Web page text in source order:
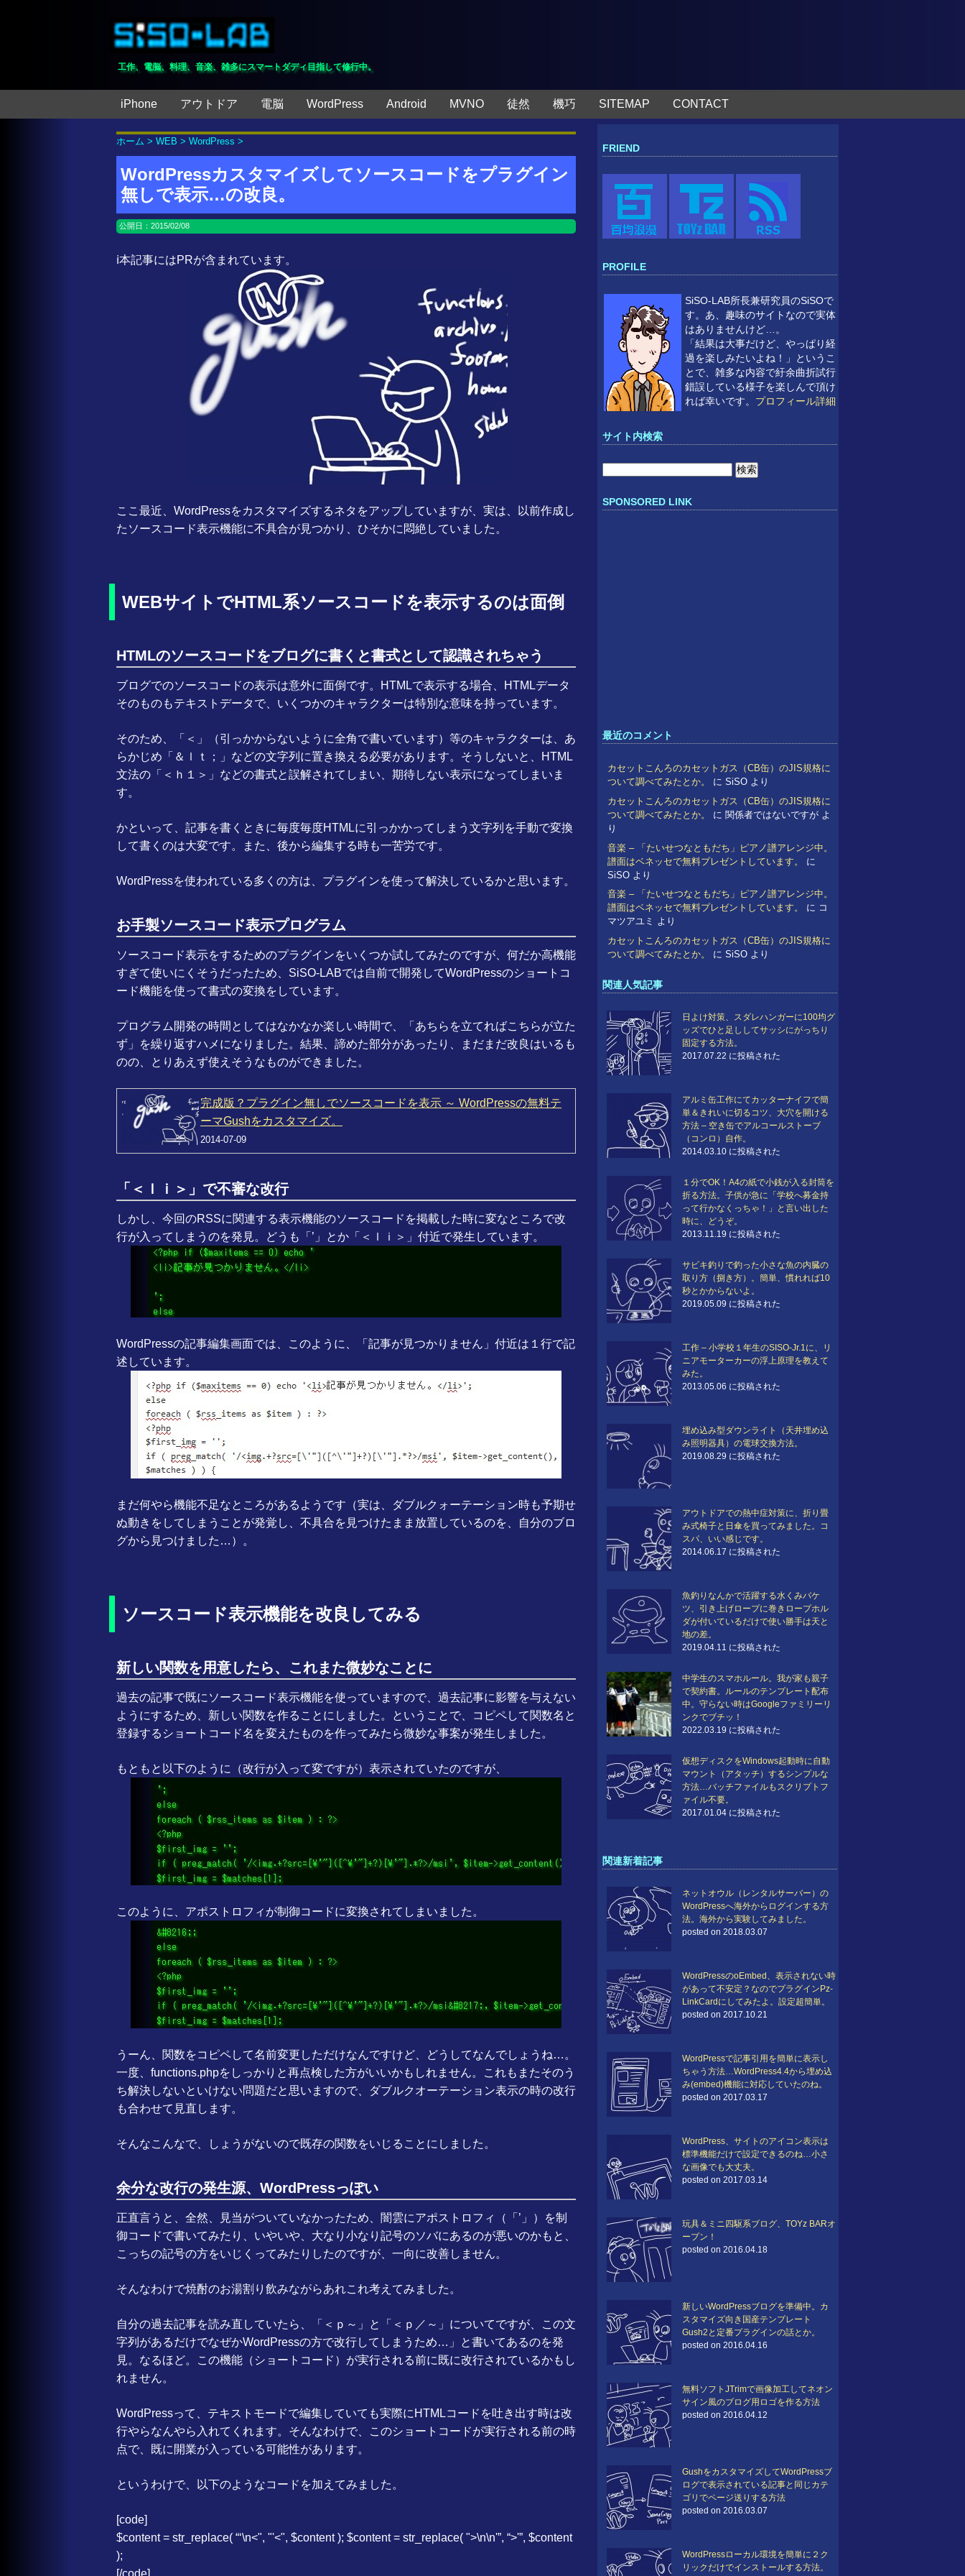
工作、電脳、料理、音楽、雑多にスマートダディ目指して修行中。
iPhone アウトドア 電脳 WordPress Android MVNO 徒然 機巧 SITEMAP CONTACT
ホーム > WEB > WordPress >
WordPressカスタマイズしてソースコードをプラグイン
無しで表示…の改良。
公開日： 2015/02/08
ℹ️本記事にはPRが含まれています。
ここ最近、WordPressをカスタマイズするネタをアップしていますが、実は、以前作成し
たソースコード表示機能に不具合が見つかり、ひそかに悶絶していました。
WEBサイトでHTML系ソースコードを表示するのは面倒
HTMLのソースコードをブログに書くと書式として認識されちゃう
ブログでのソースコードの表示は意外に面倒です。HTMLで表示する場合、HTMLデータ
そのものもテキストデータで、いくつかのキャラクターは特別な意味を持っています。
そのため、「＜」（引っかからないように全角で書いています）等のキャラクターは、あ
らかじめ「＆ｌｔ；」などの文字列に置き換える必要があります。そうしないと、HTML
文法の「＜ｈ１＞」などの書式と誤解されてしまい、期待しない表示になってしまいま
す。
かといって、記事を書くときに毎度毎度HTMLに引っかかってしまう文字列を手動で変換
して書くのは大変です。また、後から編集する時も一苦労です。
WordPressを使われている多くの方は、プラグインを使って解決しているかと思います。
お手製ソースコード表示プログラム
ソースコード表示をするためのプラグインをいくつか試してみたのですが、何だか高機能
すぎて使いにくそうだったため、SiSO-LABでは自前で開発してWordPressのショートコ
ード機能を使って書式の変換をしています。
プログラム開発の時間としてはなかなか楽しい時間で、「あちらを立てればこちらが立た
ず」を繰り返すハメになりました。結果、諦めた部分があったり、まだまだ改良はいるも
のの、とりあえず使えそうなものができました。
完成版？プラグイン無しでソースコードを表示 ～ WordPressの無料テ
ーマGushをカスタマイズ。
2014-07-09
「＜ｌｉ＞」で不審な改行
しかし、今回のRSSに関連する表示機能のソースコードを掲載した時に変なところで改
行が入ってしまうのを発見。どうも「’」とか「＜ｌｉ＞」付近で発生しています。
WordPressの記事編集画面では、このように、「記事が見つかりません」付近は１行で記
述しています。
まだ何やら機能不足なところがあるようです（実は、ダブルクォーテーション時も予期せ
ぬ動きをしてしまうことが発覚し、不具合を見つけたまま放置しているのを、自分のブロ
グから見つけました…）。
ソースコード表示機能を改良してみる
新しい関数を用意したら、これまた微妙なことに
過去の記事で既にソースコード表示機能を使っていますので、過去記事に影響を与えない
ようにするため、新しい関数を作ることにしました。ということで、コピペして関数名と
登録するショートコード名を変えたものを作ってみたら微妙な事案が発生しました。
もともと以下のように（改行が入って変ですが）表示されていたのですが、
このように、アポストロフィが制御コードに変換されてしまいました。
うーん、関数をコピペして名前変更しただけなんですけど、どうしてなんでしょうね…。
一度、functions.phpをしっかりと再点検した方がいいかもしれません。これもまたそのう
ち解決しないといけない問題だと思いますので、ダブルクオーテーション表示の時の改行
も合わせて見直します。
そんなこんなで、しょうがないので既存の関数をいじることにしました。
余分な改行の発生源、WordPressっぽい
正直言うと、全然、見当がついていなかったため、闇雲にアポストロフィ（「’」）を制
御コードで書いてみたり、いやいや、大なり小なり記号のソバにあるのが悪いのかもと、
こっちの記号の方をいじくってみたりしたのですが、一向に改善しません。
そんなわけで焼酎のお湯割り飲みながらあれこれ考えてみました。
自分の過去記事を読み直していたら、「＜ｐ～」と「＜ｐ／～」についてですが、この文
字列があるだけでなぜかWordPressの方で改行してしまうため…」と書いてあるのを発
見。なるほど。この機能（ショートコード）が実行される前に既に改行されているかもし
れません。
WordPressって、テキストモードで編集していても実際にHTMLコードを吐き出す時は改
行やらなんやら入れてくれます。そんなわけで、このショートコードが実行される前の時
点で、既に開業が入っている可能性があります。
というわけで、以下のようなコードを加えてみました。
[code]
$content = str_replace( “‘\n<", "'<", $content ); $content = str_replace( ">\n\n'”, “>'”, $content
);
[/code]
FRIEND
PROFILE
SiSO-LAB所長兼研究員のSiSOで
す。あ、趣味のサイトなので実体
はありませんけど…。
「結果は大事だけど、やっぱり経
過を楽しみたいよね！」というこ
とで、雑多な内容で紆余曲折試行
錯誤している様子を楽しんで頂け
れば幸いです。 プロフィール詳細
サイト内検索
SPONSORED LINK
最近のコメント
カセットこんろのカセットガス（CB缶）のJIS規格に
ついて調べてみたとか。
に SiSO より
カセットこんろのカセットガス（CB缶）のJIS規格に
ついて調べてみたとか。
に 関係者ではないですが よ
り
音楽 – 「たいせつなともだち」ピアノ譜アレンジ中。
譜面はベネッセで無料プレゼントしています。
に
SiSO より
音楽 – 「たいせつなともだち」ピアノ譜アレンジ中。
譜面はベネッセで無料プレゼントしています。
に コ
マツアユミ より
カセットこんろのカセットガス（CB缶）のJIS規格に
ついて調べてみたとか。
に SiSO より
関連人気記事
日よけ対策、スダレハンガーに100均グ
ッズでひと足ししてサッシにがっちり
固定する方法。
2017.07.22 に投稿された
アルミ缶工作にてカッターナイフで簡
単＆きれいに切るコツ、大穴を開ける
方法 – 空き缶でアルコールストーブ
（コンロ）自作。
2014.03.10 に投稿された
１分でOK！A4の紙で小銭が入る封筒を
折る方法。子供が急に「学校へ募金持
って行かなくっちゃ！」と言い出した
時に、どうぞ。
2013.11.19 に投稿された
サビキ釣りで釣った小さな魚の内臓の
取り方（捌き方）。簡単、慣れれば10
秒とかからないよ。
2019.05.09 に投稿された
工作 – 小学校１年生のSISO-Jr.1に、リ
ニアモーターカーの浮上原理を教えて
みた。
2013.05.06 に投稿された
埋め込み型ダウンライト（天井埋め込
み照明器具）の電球交換方法。
2019.08.29 に投稿された
アウトドアでの熱中症対策に、折り畳
み式椅子と日傘を買ってみました。コ
スパ、いい感じです。
2014.06.17 に投稿された
魚釣りなんかで活躍する水くみバケ
ツ、引き上げロープに巻きロープホル
ダが付いているだけで使い勝手は天と
地の差。
2019.04.11 に投稿された
中学生のスマホルール。我が家も親子
で契約書。ルールのテンプレート配布
中。守らない時はGoogleファミリーリ
ンクでブチッ！
2022.03.19 に投稿された
仮想ディスクをWindows起動時に自動
マウント（アタッチ）するシンプルな
方法…バッチファイルもスクリプトフ
ァイル不要。
2017.01.04 に投稿された
関連新着記事
ネットオウル（レンタルサーバー）の
WordPressへ海外からログインする方
法。海外から実験してみました。
posted on 2018.03.07
WordPressのoEmbed、表示されない時
があって不安定？なのでプラグインPz-
LinkCardにしてみたよ。設定超簡単。
posted on 2017.10.21
WordPressで記事引用を簡単に表示し
ちゃう方法…WordPress4.4から埋め込
み(embed)機能に対応していたのね。
posted on 2017.03.17
WordPress、サイトのアイコン表示は
標準機能だけで設定できるのね…小さ
な画像でも大丈夫。
posted on 2017.03.14
玩具＆ミニ四駆系ブログ、TOYz BARオ
ープン！
posted on 2016.04.18
新しいWordPressブログを準備中。カ
スタマイズ向き国産テンプレート
Gush2と定番プラグインの話とか。
posted on 2016.04.16
無料ソフトJTrimで画像加工してネオン
サイン風のブログ用ロゴを作る方法
posted on 2016.04.12
GushをカスタマイズしてWordPressブ
ログで表示されている記事と同じカテ
ゴリでページ送りする方法
posted on 2016.03.07
WordPressローカル環境を簡単に２ク
リックだけでインストールする方法。